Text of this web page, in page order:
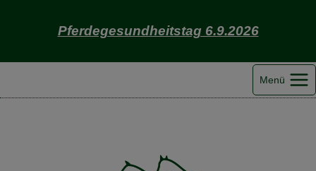
Pferdegesundheitstag 6.9.2026
Menü